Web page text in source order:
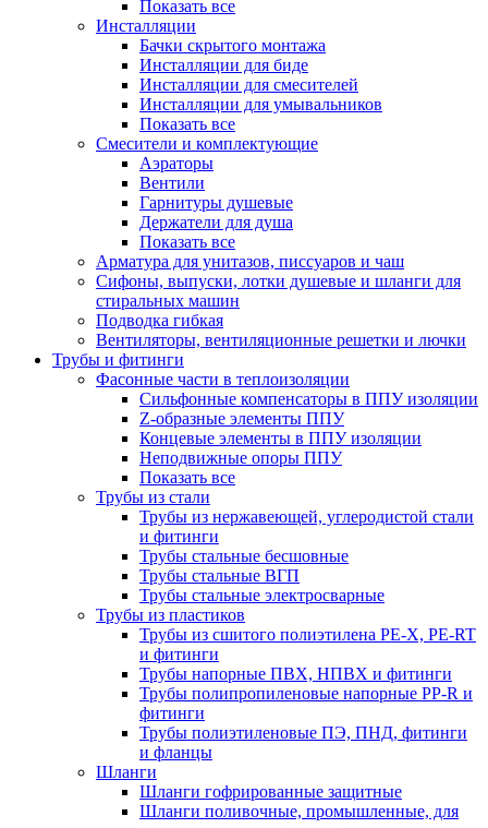
Показать все
Инсталляции
Бачки скрытого монтажа
Инсталляции для биде
Инсталляции для смесителей
Инсталляции для умывальников
Показать все
Смесители и комплектующие
Аэраторы
Вентили
Гарнитуры душевые
Держатели для душа
Показать все
Арматура для унитазов, писсуаров и чаш
Сифоны, выпуски, лотки душевые и шланги для
стиральных машин
Подводка гибкая
Вентиляторы, вентиляционные решетки и лючки
Трубы и фитинги
Фасонные части в теплоизоляции
Cильфонные компенсаторы в ППУ изоляции
Z-образные элементы ППУ
Концевые элементы в ППУ изоляции
Неподвижные опоры ППУ
Показать все
Трубы из стали
Трубы из нержавеющей, углеродистой стали
и фитинги
Трубы стальные бесшовные
Трубы стальные ВГП
Трубы стальные электросварные
Трубы из пластиков
Трубы из сшитого полиэтилена PE-X, PE-RT
и фитинги
Трубы напорные ПВХ, НПВХ и фитинги
Трубы полипропиленовые напорные PP-R и
фитинги
Трубы полиэтиленовые ПЭ, ПНД, фитинги
и фланцы
Шланги
Шланги гофрированные защитные
Шланги поливочные, промышленные, для